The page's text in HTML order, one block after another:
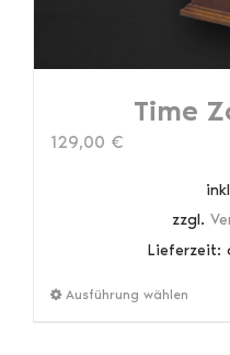
Time
129,00 €
zzgl.
Lieferzeit:
Ausführung wählen